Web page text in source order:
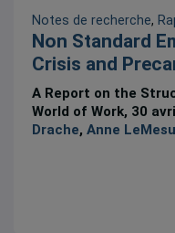
Notes de recherche,
Non Standard
Crisis and
A Report on the
World of Work, 30
Drache,Anne